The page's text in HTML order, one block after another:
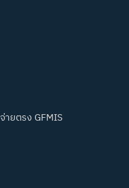
ายตรง GFMIS